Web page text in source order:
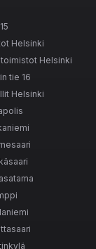
Helsinki
Helsinki
tie 16
Helsinki